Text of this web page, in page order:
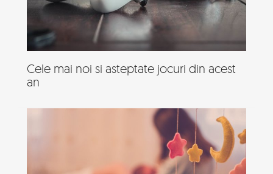
Cele mai noi si asteptate jocuri din acest
an